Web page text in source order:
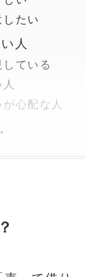
たい
人
ている
心配な人